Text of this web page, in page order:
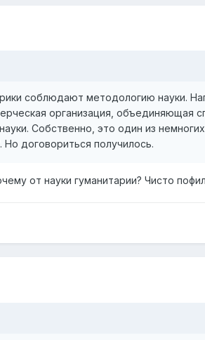
соблюдают методологию науки.
организация, объединяющая
Собственно, это один из
договориться получилось.
от науки гуманитарии? Чисто